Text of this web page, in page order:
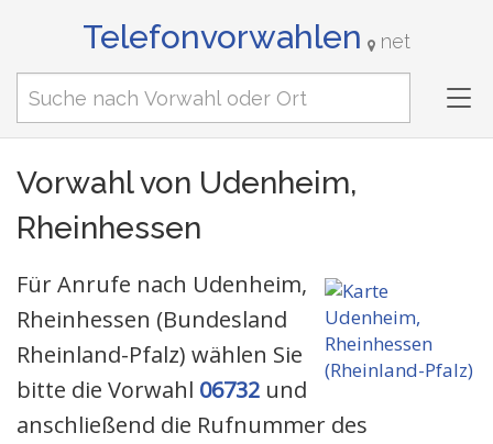
Telefonvorwahlen net
Vorwahl von Udenheim,
Rheinhessen
Für Anrufe nach Udenheim,
Rheinhessen (Bundesland
Rheinland-Pfalz) wählen Sie
bitte die Vorwahl 06732 und
anschließend die Rufnummer des